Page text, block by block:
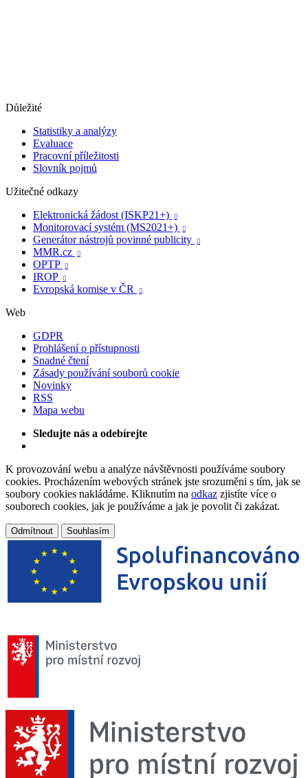
Důležité
Statistiky a analýzy
Evaluace
Pracovní příležitosti
Slovník pojmů
Užitečné odkazy
Elektronická žádost (ISKP21+)

Monitorovací systém (MS2021+) 
Generátor nástrojů povinné publicity 
MMR.cz 
OPTP 
IROP 
Evropská komise v ČR 
Web
GDPR
Prohlášení o přístupnosti
Snadné čtení
Zásady používání souborů cookie
Novinky
RSS
Mapa webu
Sledujte nás a odebírejte
K provozování webu a analýze návštěvnosti používáme soubory
cookies. Procházením webových stránek jste srozuměni s tím, jak se
soubory cookies nakládáme. Kliknutím na odkaz zjistíte více o
souborech cookies, jak je používáme a jak je povolit či zakázat.
Odmítnout Souhlasím